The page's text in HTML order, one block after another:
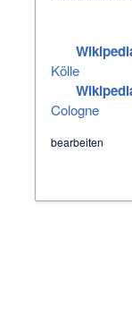
Kölle
Cologne
bearbeiten